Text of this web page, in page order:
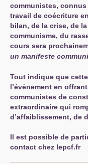
communistes,
travail de coécriture
bilan, de la crise, de
communisme, du
cours sera
un manifeste
Tout indique que
l’évènement en
communistes de
extraordinaire qui
d’affaiblissement, de
Il est possible de
contact chez lepcf.fr